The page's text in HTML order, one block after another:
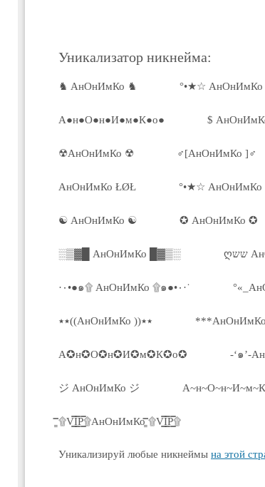
Уникализатор никнейма:
♞ АнОнИмКо ♞ °•★☆ АнОнИмКо
А●н●О●н●И●м●К●о● $
☢АнОнИмКо ☢ ♂[АнОнИмКо ]♂
АнОнИмКо ŁØŁ °•★☆ АнОнИмКо
☯ АнОнИмКо ☯ ✪ АнОнИмКо ✪
░▒▓█ АнОнИмКо █▓▒░
·٠•●๑۩ АнОнИмКо ۩๑●•٠·˙
٭٭((АнОнИмКо ))٭٭
А✪н✪О✪н✪И✪м✪К✪о✪ -‘๑’-
ジ АнОнИмКо ジ
۩͇̿V͇̿I͇̿P͇̿۩АнОнИмКо ۩͇̿V͇̿I͇̿P͇̿۩
Уникализируй любые никнеймы на этой